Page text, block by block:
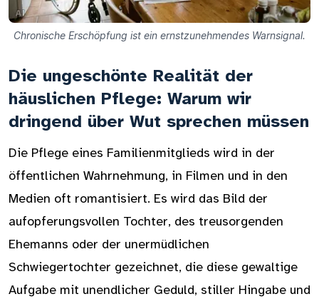
Chronische Erschöpfung ist ein ernstzunehmendes Warnsignal.
Die ungeschönte Realität der
häuslichen Pflege: Warum wir
dringend über Wut sprechen müssen
Die Pflege eines Familienmitglieds wird in der
öffentlichen Wahrnehmung, in Filmen und in den
Medien oft romantisiert. Es wird das Bild der
aufopferungsvollen Tochter, des treusorgenden
Ehemanns oder der unermüdlichen
Schwiegertochter gezeichnet, die diese gewaltige
Aufgabe mit unendlicher Geduld, stiller Hingabe und